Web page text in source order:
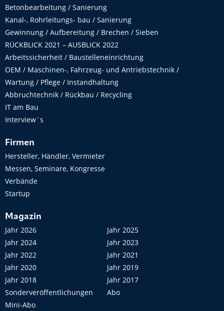
Betonbearbeitung / Sanierung
Kanal-, Rohrleitungs- bau / Sanierung
Gewinnung / Aufbereitung / Brechen / Sieben
RÜCKBLICK 2021 – AUSBLICK 2022
Arbeitssicherheit / Baustelleneinrichtung
OEM / Maschinen-, Fahrzeug- und Antriebstechnik /
Wartung / Pflege / Instandhaltung
Abbruchtechnik / Rückbau / Recycling
IT am Bau
Interview´s
Firmen
Hersteller, Händler, Vermieter
Messen, Seminare, Kongresse
Verbände
Startup
Magazin
Jahr 2026
Jahr 2025
Jahr 2024
Jahr 2023
Jahr 2022
Jahr 2021
Jahr 2020
Jahr 2019
Jahr 2018
Jahr 2017
Sonderveröffentlichungen
Abo
Mini-Abo